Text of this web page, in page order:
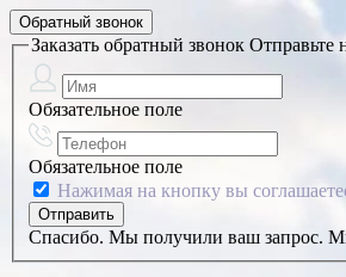
Обратный звонок
Заказать обратный звонок Отправьте
Обязательное поле
Обязательное поле
Нажимая на кнопку вы
Спасибо. Мы получили ваш запрос.